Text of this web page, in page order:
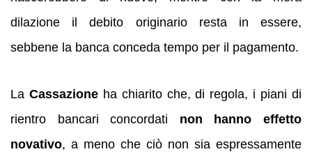
dilazione il debito originario resta in essere,
sebbene la banca conceda tempo per il pagamento.
La Cassazioneha chiarito che, di regola, i piani di
rientro bancari concordati non hanno effetto
novativo, a meno che ciò non sia espressamente